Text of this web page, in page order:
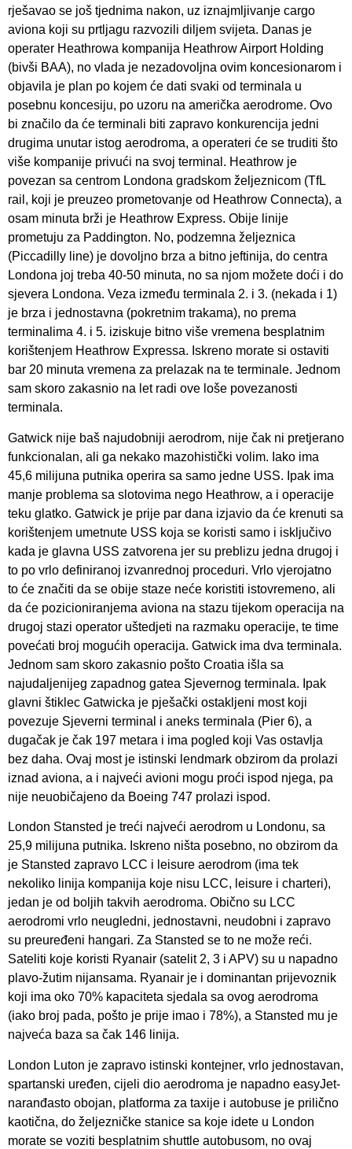
rješavao se još tjednima nakon, uz iznajmljivanje cargo
aviona koji su prtljagu razvozili diljem svijeta. Danas je
operater Heathrowa kompanija Heathrow Airport Holding
(bivši BAA), no vlada je nezadovoljna ovim koncesionarom i
objavila je plan po kojem će dati svaki od terminala u
posebnu koncesiju, po uzoru na američka aerodrome. Ovo
bi značilo da će terminali biti zapravo konkurencija jedni
drugima unutar istog aerodroma, a operateri će se truditi što
više kompanije privući na svoj terminal. Heathrow je
povezan sa centrom Londona gradskom željeznicom (TfL
rail, koji je preuzeo prometovanje od Heathrow Connecta), a
osam minuta brži je Heathrow Express. Obije linije
prometuju za Paddington. No, podzemna željeznica
(Piccadilly line) je dovoljno brza a bitno jeftinija, do centra
Londona joj treba 40-50 minuta, no sa njom možete doći i do
sjevera Londona. Veza između terminala 2. i 3. (nekada i 1)
je brza i jednostavna (pokretnim trakama), no prema
terminalima 4. i 5. iziskuje bitno više vremena besplatnim
korištenjem Heathrow Expressa. Iskreno morate si ostaviti
bar 20 minuta vremena za prelazak na te terminale. Jednom
sam skoro zakasnio na let radi ove loše povezanosti
terminala.
Gatwick nije baš najudobniji aerodrom, nije čak ni pretjerano
funkcionalan, ali ga nekako mazohistički volim. Iako ima
45,6 milijuna putnika operira sa samo jedne USS. Ipak ima
manje problema sa slotovima nego Heathrow, a i operacije
teku glatko. Gatwick je prije par dana izjavio da će krenuti sa
korištenjem umetnute USS koja se koristi samo i isključivo
kada je glavna USS zatvorena jer su preblizu jedna drugoj i
to po vrlo definiranoj izvanrednoj proceduri. Vrlo vjerojatno
to će značiti da se obije staze neće koristiti istovremeno, ali
da će pozicioniranjema aviona na stazu tijekom operacija na
drugoj stazi operator uštedjeti na razmaku operacije, te time
povećati broj mogućih operacija. Gatwick ima dva terminala.
Jednom sam skoro zakasnio pošto Croatia išla sa
najudaljenijeg zapadnog gatea Sjevernog terminala. Ipak
glavni štiklec Gatwicka je pješački ostakljeni most koji
povezuje Sjeverni terminal i aneks terminala (Pier 6), a
dugačak je čak 197 metara i ima pogled koji Vas ostavlja
bez daha. Ovaj most je istinski lendmark obzirom da prolazi
iznad aviona, a i najveći avioni mogu proći ispod njega, pa
nije neuobičajeno da Boeing 747 prolazi ispod.
London Stansted je treći najveći aerodrom u Londonu, sa
25,9 milijuna putnika. Iskreno ništa posebno, no obzirom da
je Stansted zapravo LCC i leisure aerodrom (ima tek
nekoliko linija kompanija koje nisu LCC, leisure i charteri),
jedan je od boljih takvih aerodroma. Obično su LCC
aerodromi vrlo neugledni, jednostavni, neudobni i zapravo
su preuređeni hangari. Za Stansted se to ne može reći.
Sateliti koje koristi Ryanair (satelit 2, 3 i APV) su u napadno
plavo-žutim nijansama. Ryanair je i dominantan prijevoznik
koji ima oko 70% kapaciteta sjedala sa ovog aerodroma
(iako broj pada, pošto je prije imao i 78%), a Stansted mu je
najveća baza sa čak 146 linija.
London Luton je zapravo istinski kontejner, vrlo jednostavan,
spartanski uređen, cijeli dio aerodroma je napadno easyJet-
naranđasto obojan, platforma za taxije i autobuse je prilično
kaotična, do željezničke stanice sa koje idete u London
morate se voziti besplatnim shuttle autobusom, no ovaj